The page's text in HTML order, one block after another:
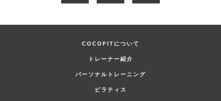
COCOFITについて
トレーナー紹介
パーソナルトレーニング
ピラティス